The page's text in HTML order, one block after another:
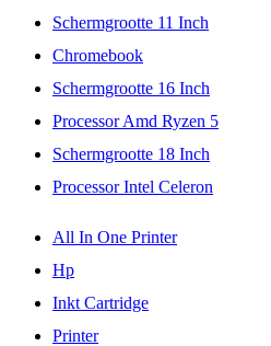
Schermgrootte 11 Inch
Chromebook
Schermgrootte 16 Inch
Processor Amd Ryzen 5
Schermgrootte 18 Inch
Processor Intel Celeron
All In One Printer
Hp
Inkt Cartridge
Printer